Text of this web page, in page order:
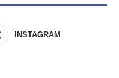
INSTAGRAM